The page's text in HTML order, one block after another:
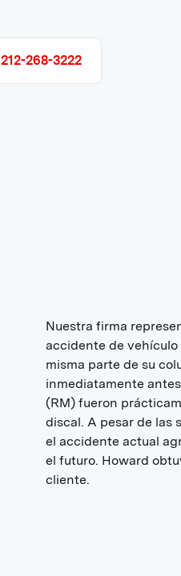
212-268-3222
Nuestra firma
accidente de
misma parte de su
inmediatamente
(RM) fueron
discal. A pesar de las
el accidente actual
el futuro. Howard
cliente.